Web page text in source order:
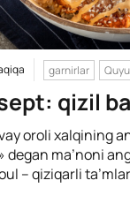
garnirlar
qizil
oroli xalqining
degan ma’noni
– qiziqarli